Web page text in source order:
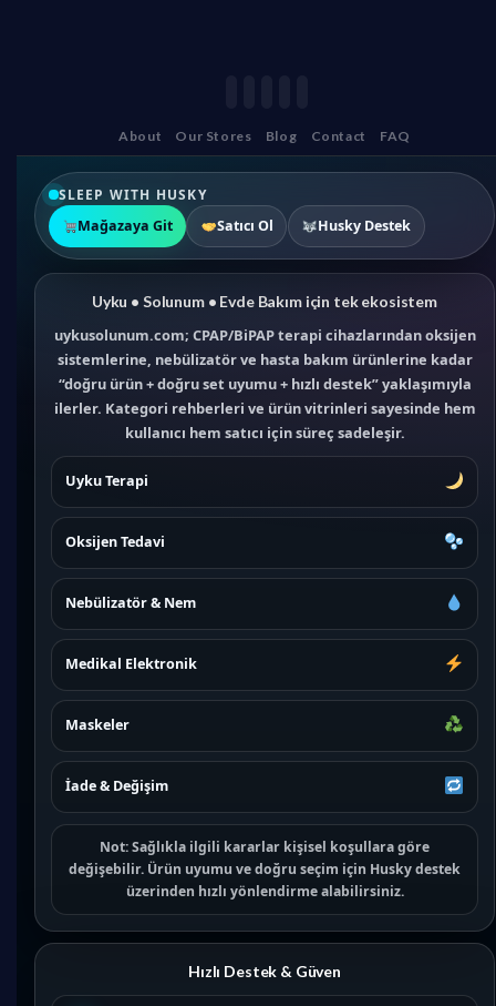
About Our Stores Blog Contact FAQ
SLEEP WITH HUSKY
Mağazaya Git
Satıcı Ol Husky Destek
Uyku • Solunum • Evde Bakım için tek ekosistem
uykusolunum.com; CPAP/BiPAP terapi cihazlarından oksijen
sistemlerine, nebülizatör ve hasta bakım ürünlerine kadar
“doğru ürün + doğru set uyumu + hızlı destek” yaklaşımıyla
ilerler. Kategori rehberleri ve ürün vitrinleri sayesinde hem
kullanıcı hem satıcı için süreç sadeleşir.
Uyku Terapi
Oksijen Tedavi
Nebülizatör & Nem
Medikal Elektronik
Maskeler
İade & Değişim
Not:Sağlıkla ilgili kararlar kişisel koşullara göre
değişebilir. Ürün uyumu ve doğru seçim için Husky destek
üzerinden hızlı yönlendirme alabilirsiniz.
Hızlı Destek & Güven